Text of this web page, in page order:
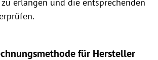
für Hersteller